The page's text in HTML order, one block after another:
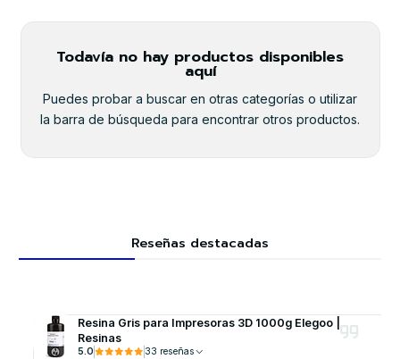
Todavía no hay productos disponibles
aquí
Puedes probar a buscar en otras categorías o utilizar
la barra de búsqueda para encontrar otros productos.
Reseñas destacadas
Resina Gris para Impresoras 3D 1000g Elegoo |
Resinas
5.0 33 reseñas